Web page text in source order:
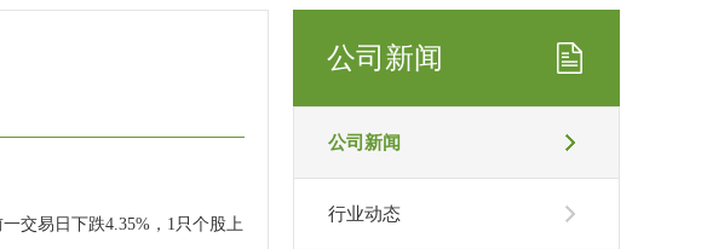
交易日下跌4.35%，1只个股上
公司新闻
公司新闻
行业动态